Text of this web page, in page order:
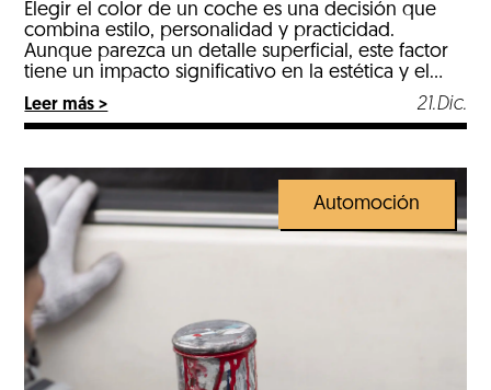
Elegir el color de un coche es una decisión que
combina estilo, personalidad y practicidad.
Aunque parezca un detalle superficial, este factor
tiene un impacto significativo en la estética y el
mantenimiento del vehículo, entre otras
cuestiones. Aquí te ofrecemos algunas tendencias
y consejos para tomar la mejor decisión:
Leer más > 21.Dic.
Automoción